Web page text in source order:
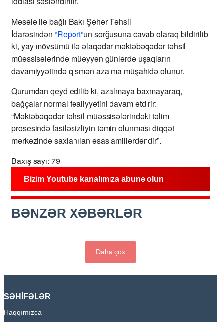
Məsələ ilə bağlı Bakı Şəhər Təhsil
İdarəsindən “Report”un sorğusuna cavab olaraq bildirilib
ki, yay mövsümü ilə əlaqədar məktəbəqədər təhsil
müəssisələrində müəyyən günlərdə uşaqların
davamiyyətində qismən azalma müşahidə olunur.
Qurumdan qeyd edilib ki, azalmaya baxmayaraq,
bağçalar normal fəaliyyətini davam etdirir:
“Məktəbəqədər təhsil müəssisələrindəki təlim
prosesində fasiləsizliyin təmin olunması diqqət
mərkəzində saxlanılan əsas amillərdəndir”.
Baxış sayı: 79
Bizim Youtube kanalımıza abunə olun
BƏNZƏR XƏBƏRLƏR
Daha çox
SƏHİFƏLƏR
Haqqımızda